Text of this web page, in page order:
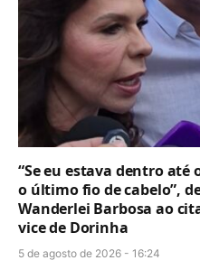
“Se eu estava dentro até
o último fio de cabelo”,
Wanderlei Barbosa ao
vice de Dorinha
5 de agosto de 2026 - 16:24